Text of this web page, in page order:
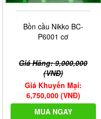
Bồn cầu Nikko BC-
P6001 cơ
Giá Hãng: 9,000,000
(VNĐ)
Giá Khuyến Mại:
6,750,000 (VNĐ)
MUA NGAY